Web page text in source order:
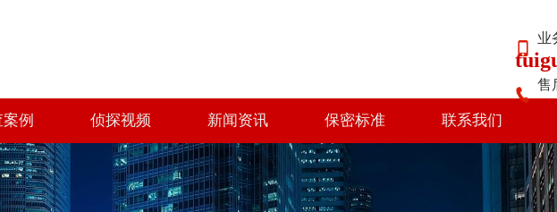
业
售
例 侦探视频 新闻资讯 保密标准 联系我们